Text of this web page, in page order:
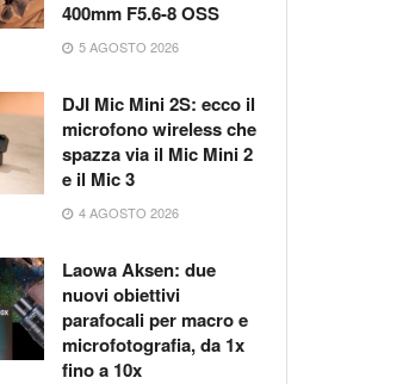
400mm F5.6-8 OSS
5 AGOSTO 2026
DJI Mic Mini 2S: ecco il
microfono wireless che
spazza via il Mic Mini 2
e il Mic 3
4 AGOSTO 2026
Laowa Aksen: due
nuovi obiettivi
parafocali per macro e
microfotografia, da 1x
fino a 10x